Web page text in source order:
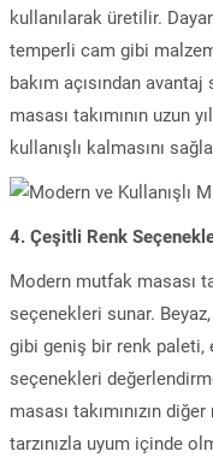
kullanılarak üretilir.
temperli cam gibi
bakım açısından
masası takımının uzun
kullanışlı kalmasını
4. Çeşitli Renk
Modern mutfak masası
seçenekleri sunar.
gibi geniş bir renk paleti,
seçenekleri
masası takımınızın
tarzınızla uyum içinde